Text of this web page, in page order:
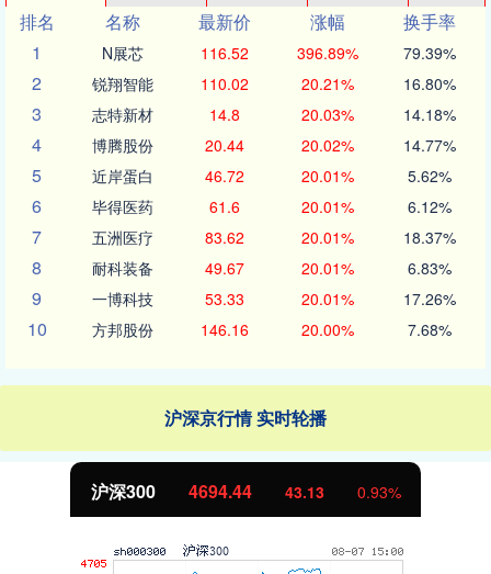
排名
名称 最新价 涨幅
换手率
1
N展芯 116.52 396.89% 79.39%
2 锐翔智能 110.02 20.21% 16.80%
3 志特新材 14.8 20.03% 14.18%
4 博腾股份 20.44 20.02% 14.77%
5 近岸蛋白 46.72 20.01% 5.62%
6 毕得医药 61.6 20.01% 6.12%
7 五洲医疗 83.62 20.01% 18.37%
8 耐科装备 49.67 20.01% 6.83%
9 一博科技 53.33 20.01% 17.26%
10 方邦股份 146.16 20.00% 7.68%
沪深京行情 实时轮播
沪深300 4694.44 43.13 0.93%